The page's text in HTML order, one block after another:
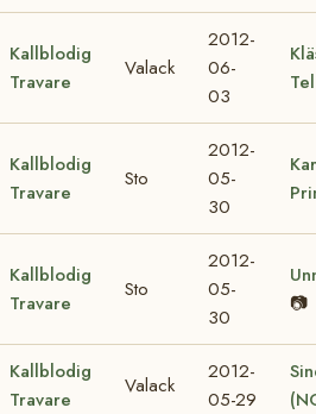
Kallblodig
Travare
Valack
2012-
06-
03
Kallblodig
Travare
Sto
2012-
05-
30
Kallblodig
Travare
Sto
2012-
05-
30
📷
Kallblodig
Travare
Valack
2012-
05-29